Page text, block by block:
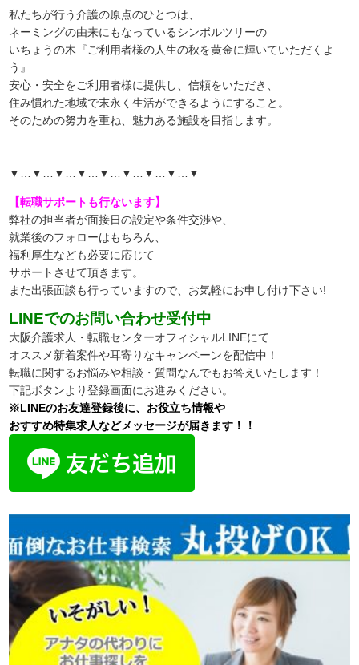
私たちが行う介護の原点のひとつは、
ネーミングの由来にもなっているシンボルツリーの
いちょうの木『ご利用者様の人生の秋を黄金に輝いていただくよ
う』
安心・安全をご利用者様に提供し、信頼をいただき、
住み慣れた地域で末永く生活ができるようにすること。
そのための努力を重ね、魅力ある施設を目指します。
▼…▼…▼…▼…▼…▼…▼…▼…▼
【転職サポートも行ないます】
弊社の担当者が面接日の設定や条件交渉や、
就業後のフォローはもちろん、
福利厚生なども必要に応じて
サポートさせて頂きます。
また出張面談も行っていますので、 お気軽にお申し付け下さい!
LINEでのお問い合わせ受付中
大阪介護求人・転職センターオフィシャルLINEにて
オススメ新着案件や耳寄りなキャンペーンを配信中！
転職に関するお悩みや相談・質問なんでもお答えいたします！
下記ボタンより登録画面にお進みください。
※LINEのお友達登録後に、お役立ち情報や
おすすめ特集求人などメッセージが届きます！！